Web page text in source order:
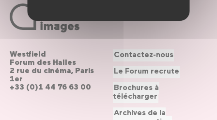
Westfield
Forum des Halles
2 rue du cinéma, Paris
1er
+33 (0)1 44 76 63 00
Contactez-nous
Le Forum recrute
Brochures à
télécharger
Archives de la